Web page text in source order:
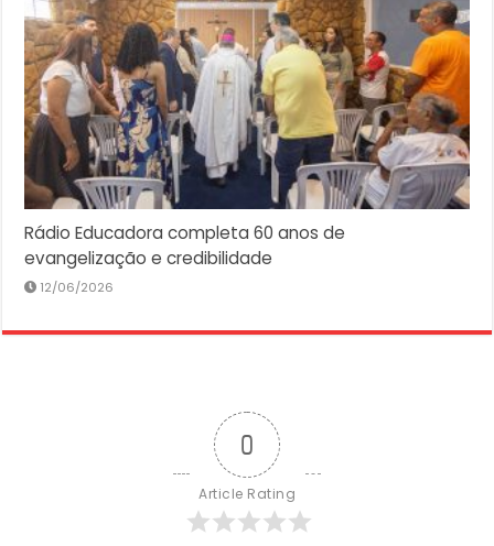
Rádio Educadora completa 60 anos de
evangelização e credibilidade
12/06/2026
0
Article Rating